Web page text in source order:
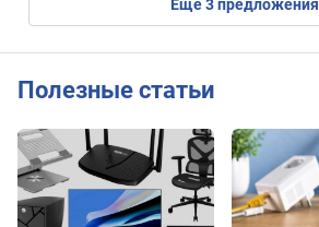
eще3предложения
Полезные статьи